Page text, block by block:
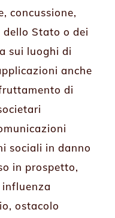
concussione,
Stato o dei
sui luoghi di
anche
di
sociali in danno
in prospetto,
ostacolo